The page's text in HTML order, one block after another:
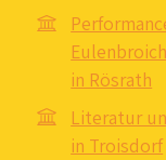
Eulenbroich
in Rösrath
Literatur
in Troisdorf